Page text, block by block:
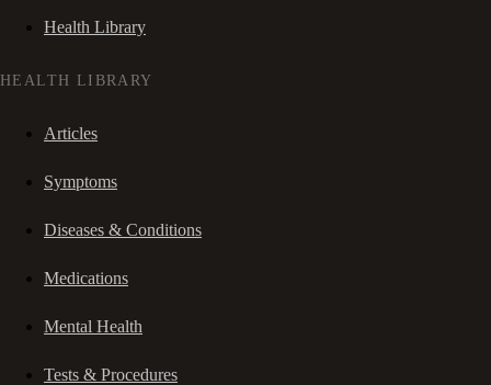
Health Library
HEALTH LIBRARY
Articles
Symptoms
Diseases & Conditions
Medications
Mental Health
Tests & Procedures